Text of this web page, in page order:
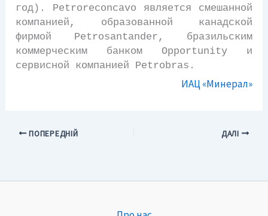
год). Petroreconcavo является смешанной
компанией, образованной канадской
фирмой Petrosantander, бразильским
коммерческим банком Opportunity и
сервисной компанией Petrobras.
ИАЦ «Минерал»
ПОПЕРЕДНІЙ ДАЛІ